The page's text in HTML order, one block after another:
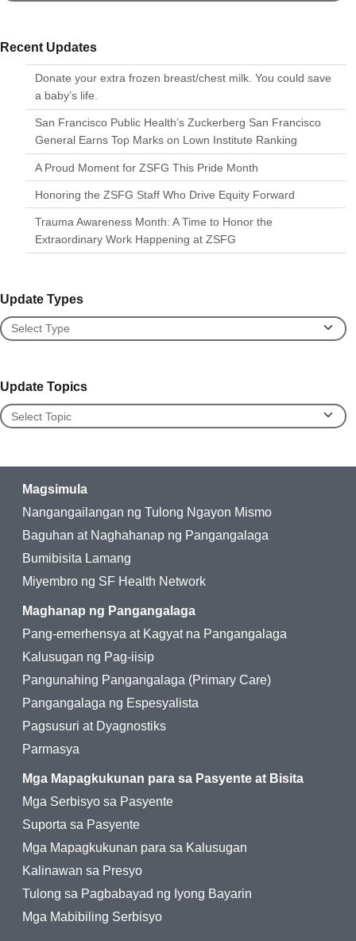
Recent Updates
Donate your extra frozen breast/chest milk. You could save
a baby’s life.
San Francisco Public Health’s Zuckerberg San Francisco
General Earns Top Marks on Lown Institute Ranking
A Proud Moment for ZSFG This Pride Month
Honoring the ZSFG Staff Who Drive Equity Forward
Trauma Awareness Month: A Time to Honor the
Extraordinary Work Happening at ZSFG
Update Types
Update Types
Update Topics
Update Topics
Magsimula
Nangangailangan ng Tulong Ngayon Mismo
Baguhan at Naghahanap ng Pangangalaga
Bumibisita Lamang
Miyembro ng SF Health Network
Maghanap ng Pangangalaga
Pang-emerhensya at Kagyat na Pangangalaga
Kalusugan ng Pag-iisip
Pangunahing Pangangalaga (Primary Care)
Pangangalaga ng Espesyalista
Pagsusuri at Dyagnostiks
Parmasya
Mga Mapagkukunan para sa Pasyente at Bisita
Mga Serbisyo sa Pasyente
Suporta sa Pasyente
Mga Mapagkukunan para sa Kalusugan
Kalinawan sa Presyo
Tulong sa Pagbabayad ng Iyong Bayarin
Mga Mabibiling Serbisyo